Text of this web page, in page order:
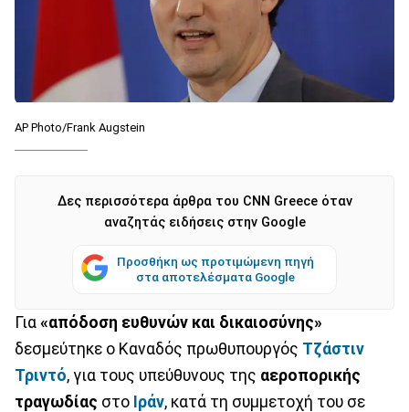
AP Photo/Frank Augstein
Δες περισσότερα άρθρα του CNN Greece όταν
αναζητάς ειδήσεις στην Google
Προσθήκη ως προτιμώμενη πηγή
στα αποτελέσματα Google
Για «απόδοση ευθυνών και δικαιοσύνης»
δεσμεύτηκε ο Καναδός πρωθυπουργός Τζάστιν
Τριντό, για τους υπεύθυνους της αεροπορικής
τραγωδίας στο Ιράν, κατά τη συμμετοχή του σε